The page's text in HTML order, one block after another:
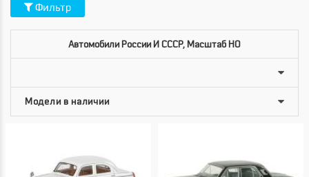
Фильтр
Автомобили России И СССР, Масштаб HO